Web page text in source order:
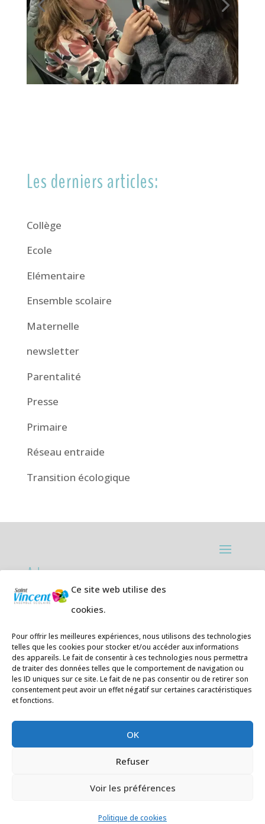
Ce site web utilise des
cookies.
Pour offrir les meilleures expériences, nous utilisons des technologies
telles que les cookies pour stocker et/ou accéder aux informations
des appareils. Le fait de consentir à ces technologies nous permettra
de traiter des données telles que le comportement de navigation ou
les ID uniques sur ce site. Le fait de ne pas consentir ou de retirer son
consentement peut avoir un effet négatif sur certaines caractéristiques
et fonctions.
OK
Refuser
Voir les préférences
Politique de cookies
Les derniers articles:
Collège
Ecole
Elémentaire
Ensemble scolaire
Maternelle
newsletter
Parentalité
Presse
Primaire
Réseau entraide
Transition écologique
Adresses:
Ecole primaire de la Plage,
Téléphone05 59 20 67 28
Collège Hendaye ville,1 rue de la
Libération 64700 Hendaye
Téléphone 05 59 48 89 00
E-mail:secretariat@saintvincent.eus